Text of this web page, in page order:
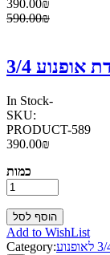
390.00₪
590.00₪
In Stock-
SKU:
PRODUCT-589
390.00₪
כמות
Add to WishList
Category: